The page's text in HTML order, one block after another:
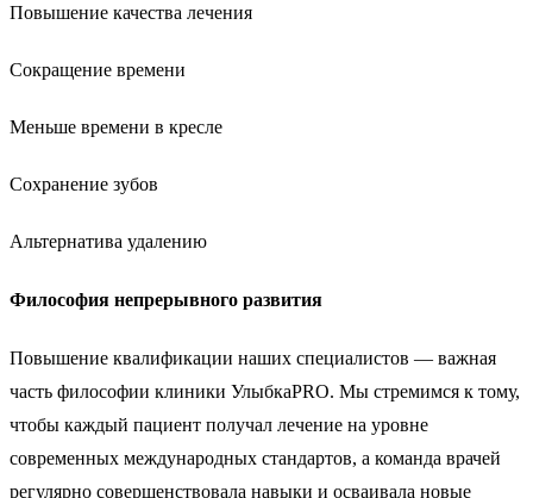
Повышение качества лечения
Сокращение времени
Меньше времени в кресле
Сохранение зубов
Альтернатива удалению
Философия непрерывного развития
Повышение квалификации наших специалистов — важная
часть философии клиники УлыбкаPRO. Мы стремимся к тому,
чтобы каждый пациент получал лечение на уровне
современных международных стандартов, а команда врачей
регулярно совершенствовала навыки и осваивала новые